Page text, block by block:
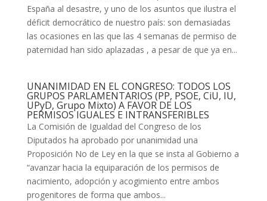
España al desastre, y uno de los asuntos que ilustra el
déficit democrático de nuestro país: son demasiadas
las ocasiones en las que las 4 semanas de permiso de
paternidad han sido aplazadas , a pesar de que ya en...
UNANIMIDAD EN EL CONGRESO: TODOS LOS
GRUPOS PARLAMENTARIOS (PP, PSOE, CiU, IU,
UPyD, Grupo Mixto) A FAVOR DE LOS
PERMISOS IGUALES E INTRANSFERIBLES
La Comisión de Igualdad del Congreso de los
Diputados ha aprobado por unanimidad una
Proposición No de Ley en la que se insta al Gobierno a
“avanzar hacia la equiparación de los permisos de
nacimiento, adopción y acogimiento entre ambos
progenitores de forma que ambos...